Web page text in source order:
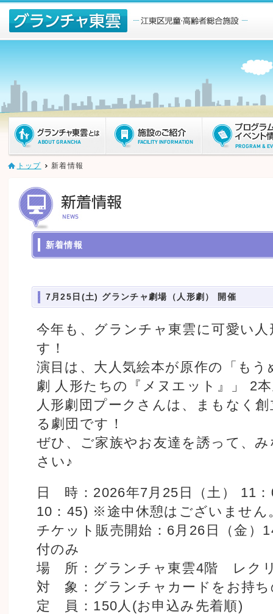
トップ 新着情報
新着情報
7月25日(土) グランチャ劇場（人形劇） 開催
今年も、グランチャ東雲に可愛い
す！
演目は、大人気絵本が原作の「も
劇 人形たちの『メヌエット』」 2
人形劇団プークさんは、まもなく
る劇団です！
ぜひ、ご家族やお友達を誘って、
さい♪
日 時：2026年7月25日（土） 11
10：45) ※途中休憩はございません
チケット販売開始：6月26日（金
付のみ
場 所：グランチャ東雲4階 レク
対 象：グランチャカードをお持ち
定 員：150人(お申込み先着順)